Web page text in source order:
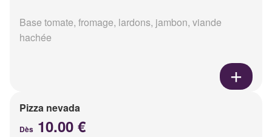
Base tomate, fromage, lardons, jambon, viande
hachée
Pizza nevada
Dès 10.00 €